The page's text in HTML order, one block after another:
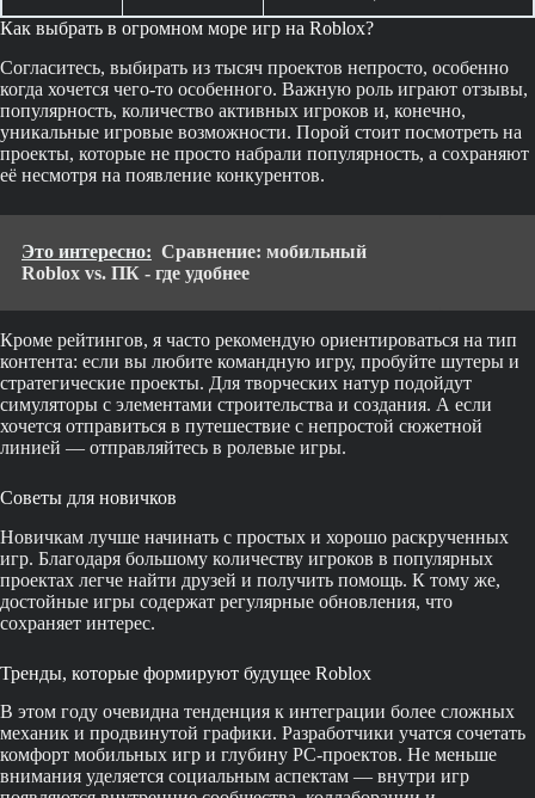
Как выбрать в огромном море игр на Roblox?
Согласитесь, выбирать из тысяч проектов непросто, особенно
когда хочется чего-то особенного. Важную роль играют отзывы,
популярность, количество активных игроков и, конечно,
уникальные игровые возможности. Порой стоит посмотреть на
проекты, которые не просто набрали популярность, а сохраняют
её несмотря на появление конкурентов.
Это интересно: Сравнение: мобильный
Roblox vs. ПК - где удобнее
Кроме рейтингов, я часто рекомендую ориентироваться на тип
контента: если вы любите командную игру, пробуйте шутеры и
стратегические проекты. Для творческих натур подойдут
симуляторы с элементами строительства и создания. А если
хочется отправиться в путешествие с непростой сюжетной
линией — отправляйтесь в ролевые игры.
Советы для новичков
Новичкам лучше начинать с простых и хорошо раскрученных
игр. Благодаря большому количеству игроков в популярных
проектах легче найти друзей и получить помощь. К тому же,
достойные игры содержат регулярные обновления, что
сохраняет интерес.
Тренды, которые формируют будущее Roblox
В этом году очевидна тенденция к интеграции более сложных
механик и продвинутой графики. Разработчики учатся сочетать
комфорт мобильных игр и глубину PC-проектов. Не меньше
внимания уделяется социальным аспектам — внутри игр